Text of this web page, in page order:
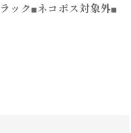
ック■ネコポス対象外■